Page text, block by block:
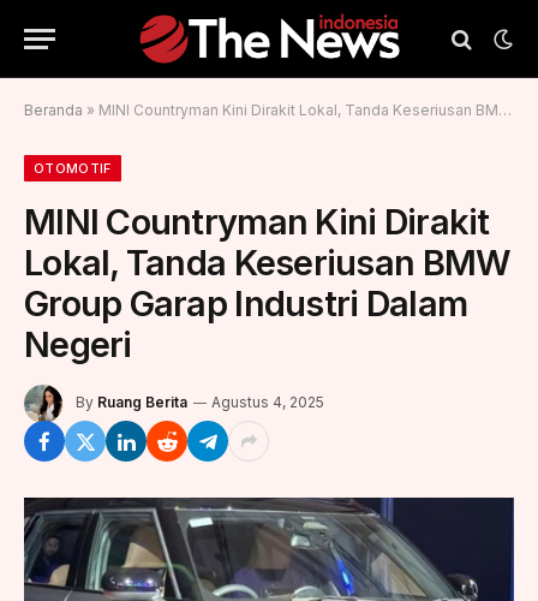
Beranda » MINI Countryman Kini Dirakit Lokal, Tanda Keseriusan BMW Group Garap Industri Dalam Negeri
OTOMOTIF
MINI Countryman Kini Dirakit
Lokal, Tanda Keseriusan BMW
Group Garap Industri Dalam
Negeri
By Ruang Berita Agustus 4, 2025